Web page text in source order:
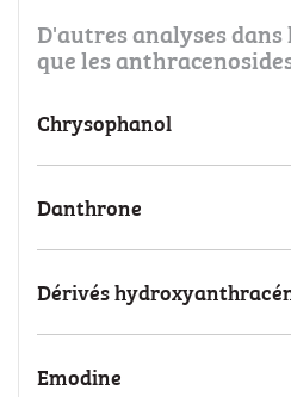
D'autres analyses
que les
Chrysophanol
Danthrone
Dérivés
Emodine